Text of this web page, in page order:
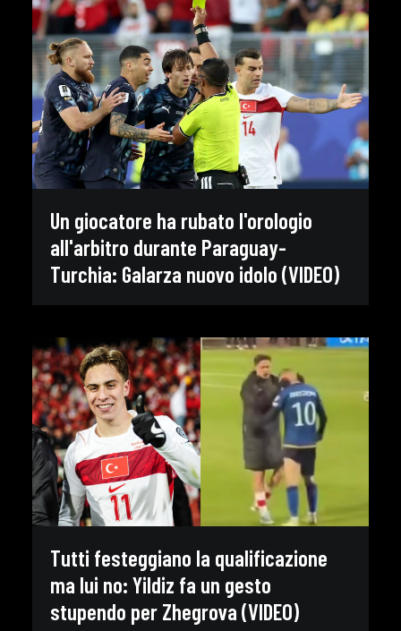
Un giocatore ha rubato l'orologio
all'arbitro durante Paraguay-
Turchia: Galarza nuovo idolo (VIDEO)
Tutti festeggiano la qualificazione
ma lui no: Yildiz fa un gesto
stupendo per Zhegrova (VIDEO)